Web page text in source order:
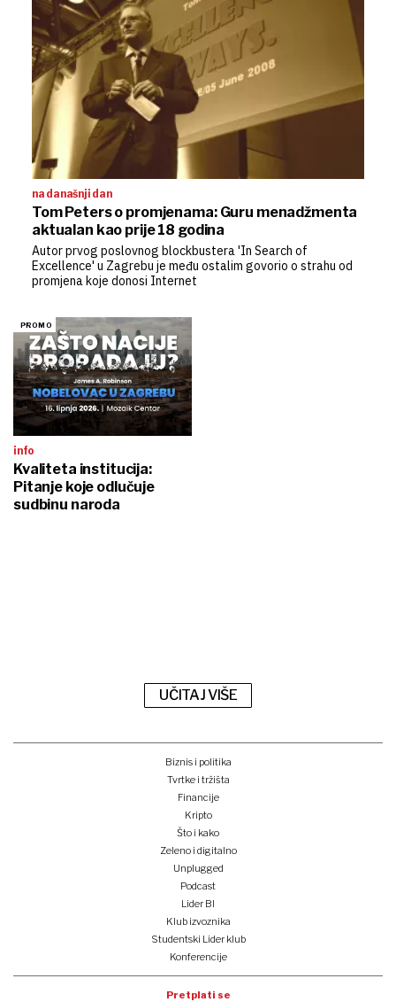
na današnji dan
Tom Peters o promjenama: Guru menadžmenta
aktualan kao prije 18 godina
Autor prvog poslovnog blockbustera 'In Search of
Excellence' u Zagrebu je među ostalim govorio o strahu od
promjena koje donosi Internet
info
Kvaliteta institucija:
Pitanje koje odlučuje
sudbinu naroda
UČITAJ VIŠE
Biznis i politika
Tvrtke i tržišta
Financije
Kripto
Što i kako
Zeleno i digitalno
Unplugged
Podcast
Lider BI
Klub izvoznika
Studentski Lider klub
Konferencije
Pretplati se